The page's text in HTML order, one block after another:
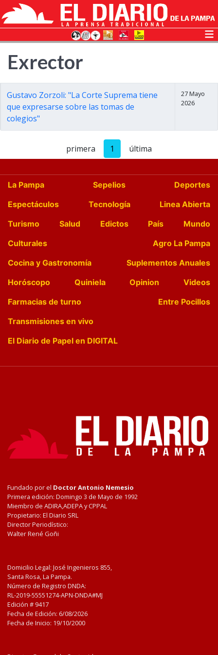
Exrector
Gustavo Zorzoli: "La Corte Suprema tiene
que expresarse sobre las tomas de
colegios"
27 Mayo
2026
primera 1 última
La Pampa Sepelios
Deportes
Espectáculos
Tecnología
Linea Abierta
Turismo
Salud Edictos País
Mundo
Culturales
Agro La Pampa
Cocina y Gastronomía
Suplementos Anuales
Horóscopo
Quiniela Opinion
Videos
Farmacias de turno
Entre Pocillos
Transmisiones en vivo
El Diario de Papel en DIGITAL
Fundado por el Doctor Antonio Nemesio
Primera edición: Domingo 3 de Mayo de 1992
Miembro de ADIRA,ADEPA y CPPAL
Propietario: El Diario SRL
Director Periodístico:
Walter René Goñi
Domicilio Legal: José Ingenieros 855,
Santa Rosa, La Pampa.
Número de Registro DNDA:
RL-2019-55551274-APN-DNDA#MJ
Edición # 9417
Fecha de Edición: 6/08/2026
Fecha de Inicio: 19/10/2000